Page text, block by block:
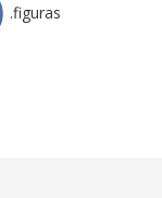
.figuras